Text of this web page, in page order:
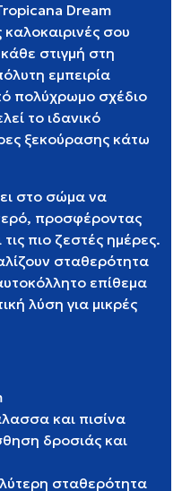
Dream
σου
στιγμή στη
εμπειρία
πολύχρωμο σχέδιο
το ιδανικό
ξεκούρασης κάτω
στο σώμα να
προσφέροντας
πιο ζεστές ημέρες.
σταθερότητα
επίθεμα
λύση για μικρές
και πισίνα
δροσιάς και
σταθερότητα